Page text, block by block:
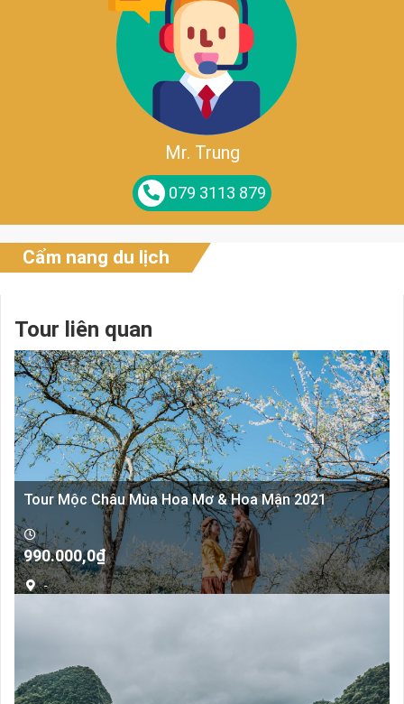
Mr. Trung
079 3113 879
Cẩm nang du lịch
Tour liên quan
Tour Mộc Châu Mùa Hoa Mơ & Hoa Mận 2021
990.000,0₫
-